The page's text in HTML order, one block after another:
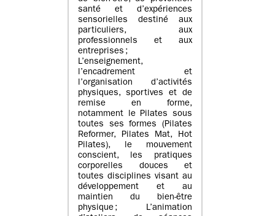
santé et d’expériences
sensorielles destiné aux
particuliers, aux
professionnels et aux
entreprises ;
L’enseignement,
l’encadrement et
l’organisation d’activités
physiques, sportives et de
remise en forme,
notamment le Pilates sous
toutes ses formes (Pilates
Reformer, Pilates Mat, Hot
Pilates), le mouvement
conscient, les pratiques
corporelles douces et
toutes disciplines visant au
développement et au
maintien du bien-être
physique ; L’animation